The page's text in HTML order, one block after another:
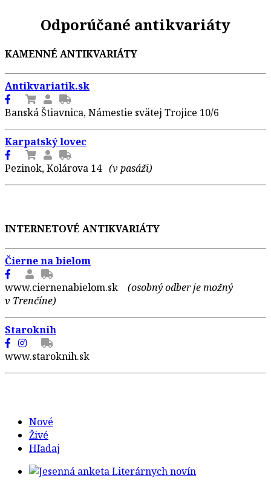
Odporúčané antikvariáty
KAMENNÉ ANTIKVARIÁTY
Antikvariatik.sk
Banská Štiavnica, Námestie svätej Trojice 10/6
Karpatský lovec
Pezinok, Kolárova 14 (v pasáži)
INTERNETOVÉ ANTIKVARIÁTY
Čierne na bielom
www.ciernenabielom.sk (osobný odber je možný
v Trenčíne)
Staroknih
www.staroknih.sk
Nové
Živé
Hľadaj